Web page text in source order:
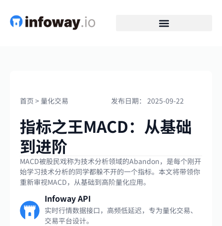
首页 > 量化交易 发布日期： 2025-09-22
指标之王MACD：从基础
到进阶
MACD被股民戏称为技术分析领域的Abandon，是每个刚开
始学习技术分析的同学都躲不开的一个指标。本文将带领你
重新审视MACD，从基础到高阶量化应用。
Infoway API
实时行情数据接口，高频低延迟，专为量化交易、
交易平台设计。